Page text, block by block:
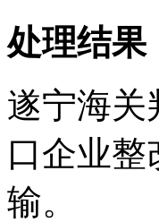
处理结果
遂宁海关
口企业
输。